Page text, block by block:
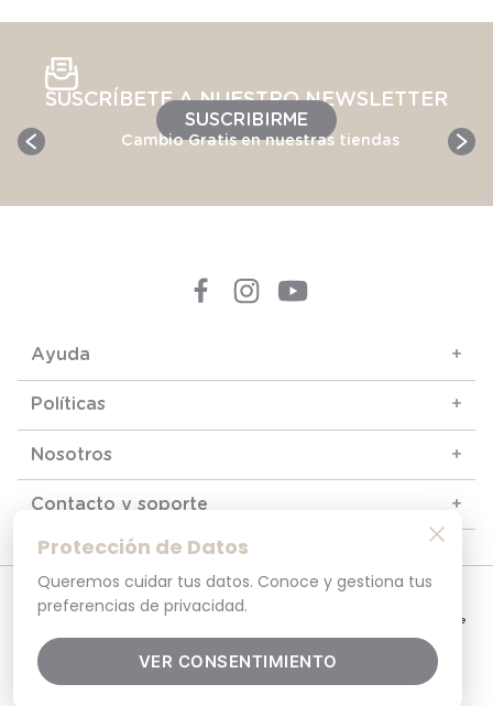
Protección de Datos
Queremos cuidar tus datos. Conoce y gestiona tus
preferencias de privacidad.
VER CONSENTIMIENTO
SUSCRÍBETE A NUESTRO NEWSLETTER
SUSCRIBIRME
Cambio Gratis en nuestras tiendas
Ayuda +
Políticas +
Nosotros +
Contacto y soporte +
© 2025. Todos los derechos reservados
Por tu seguridad, recuerda revisar siempre en tu navegador que el sitio que
visitas sea la versión oficial. La dirección opaline.cl es la única del sitio oficial de
opaline.cl es 100% seguro.